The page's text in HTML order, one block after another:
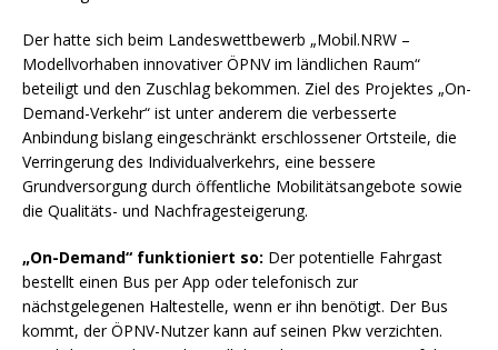
Der hatte sich beim Landeswettbewerb „Mobil.NRW –
Modellvorhaben innovativer ÖPNV im ländlichen Raum“
beteiligt und den Zuschlag bekommen. Ziel des Projektes „On-
Demand-Verkehr“ ist unter anderem die verbesserte
Anbindung bislang eingeschränkt erschlossener Ortsteile, die
Verringerung des Individualverkehrs, eine bessere
Grundversorgung durch öffentliche Mobilitätsangebote sowie
die Qualitäts- und Nachfragesteigerung.
„On-Demand“ funktioniert so: Der potentielle Fahrgast
bestellt einen Bus per App oder telefonisch zur
nächstgelegenen Haltestelle, wenn er ihn benötigt. Der Bus
kommt, der ÖPNV-Nutzer kann auf seinen Pkw verzichten.